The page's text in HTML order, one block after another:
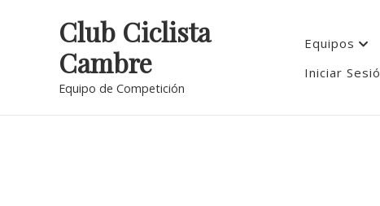
Club Ciclista
Cambre
Equipo de Competición
Equipos
Iniciar